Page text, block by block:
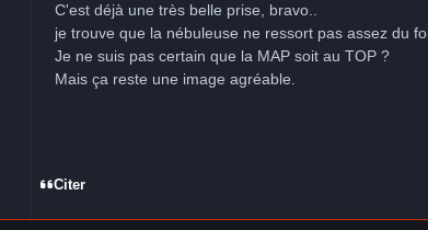
C'est déjà une très belle prise, bravo..
je trouve que la nébuleuse ne ressort pas assez du
Je ne suis pas certain que la MAP soit au TOP ?
Mais ça reste une image agréable.
Citer